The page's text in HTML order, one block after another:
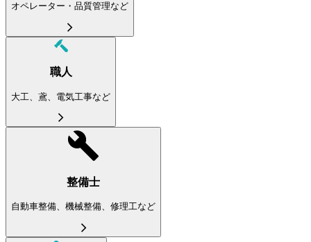
オペレーター・品質管理など
職人
大工、鳶、電気工事など
整備士
自動車整備、機械整備、修理工など